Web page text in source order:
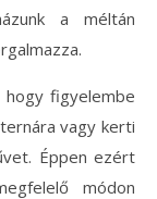
a méltán
figyelembe
vagy kerti
Éppen ezért
módon